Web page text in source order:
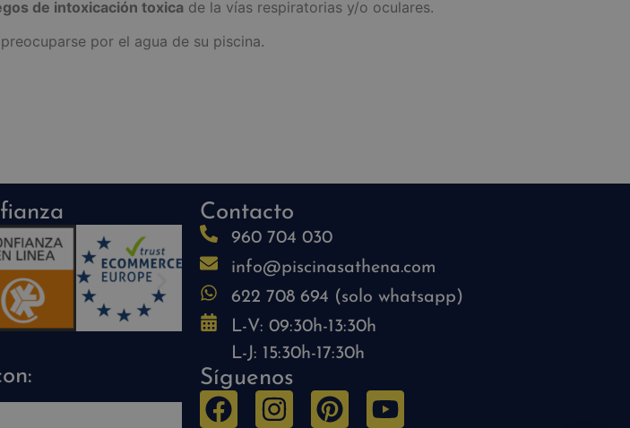
de intoxicación toxica de la vías respiratorias y/o oculares.
por el agua de su piscina.
Contacto
960 704 030
info@piscinasathena.com
622 708 694 (solo whatsapp)
L-V: 09:30h-13:30h
L-J: 15:30h-17:30h
Síguenos